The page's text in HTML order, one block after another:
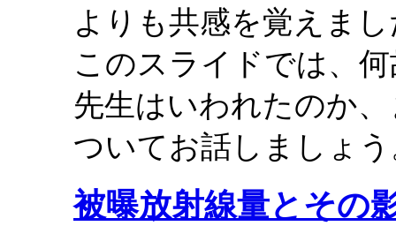
よりも共感を覚えま
このスライドでは、
先生はいわれたのか
ついてお話しましょ
被曝放射線量とその